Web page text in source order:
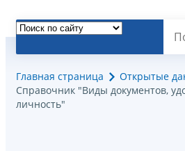
Главная страница
Открытые
Справочник "Виды документов,
личность"